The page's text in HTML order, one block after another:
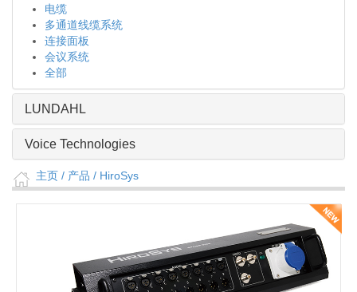
电缆
多通道线缆系统
连接面板
会议系统
全部
LUNDAHL
Voice Technologies
主页 / 产品 / HiroSys